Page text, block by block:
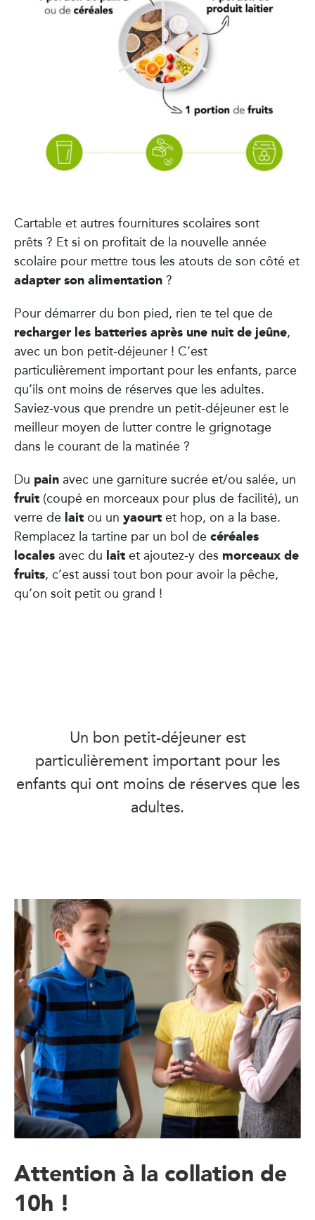
Cartable et autres fournitures scolaires sont
prêts ? Et si on profitait de la nouvelle année
scolaire pour mettre tous les atouts de son côté et
adapter son alimentation?
Pour démarrer du bon pied, rien te tel que de
recharger les batteries après une nuit de jeûne,
avec un bon petit-déjeuner ! C’est
particulièrement important pour les enfants, parce
qu’ils ont moins de réserves que les adultes.
Saviez-vous que prendre un petit-déjeuner est le
meilleur moyen de lutter contre le grignotage
dans le courant de la matinée ?
Du painavec une garniture sucrée et/ou salée, un
fruit (coupé en morceaux pour plus de facilité), un
verre de laitou un yaourtet hop, on a la base.
Remplacez la tartine par un bol decéréales
localesavec du laitet ajoutez-y des morceaux de
fruits, c’est aussi tout bon pour avoir la pêche,
qu’on soit petit ou grand !
Un bon petit-déjeuner est
particulièrement important pour les
enfants qui ont moins de réserves que les
adultes.
Attention à la collation de
10h !